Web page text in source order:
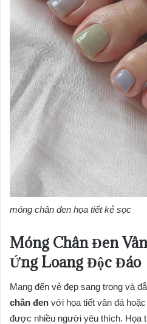
móng chân đen họa tiết kẻ sọc
Móng Chân Đen
Ứng Loang Độc Đáo
Mang đến vẻ đẹp sang trọng và
chân đen với họa tiết vân đá
được nhiều người yêu thích. Họa